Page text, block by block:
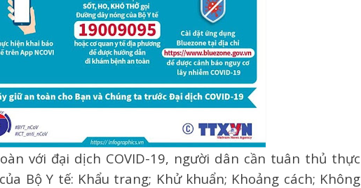
với đại dịch COVID-19, người dân cần tuân thủ thực
Bộ Y tế: Khẩu trang; Khử khuẩn; Khoảng cách; Không